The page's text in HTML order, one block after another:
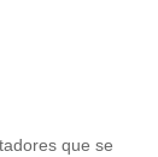
que se